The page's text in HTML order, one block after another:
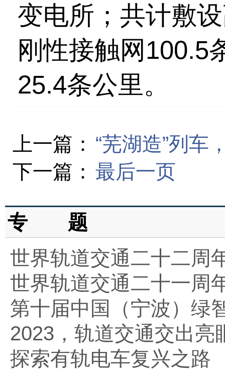
变电所；共计敷
刚性接触网100.5
25.4条公里。
上一篇： “芜湖造”列车
下一篇： 最后一页
专 题
世界轨道交通二十二周
世界轨道交通二十一周
第十届中国（宁波）绿
2023，轨道交通交出亮
探索有轨电车复兴之路